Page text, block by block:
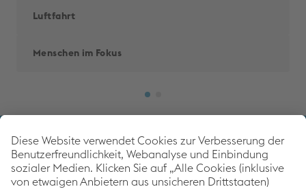
Luftfahrt
Menschen im Fokus
voestalpine Corporate Blog